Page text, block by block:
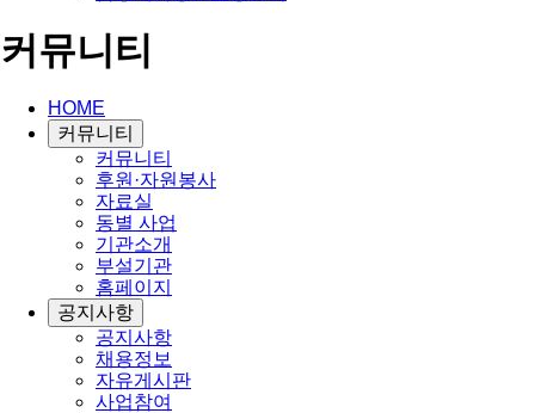
커뮤니티
HOME
커뮤니티
커뮤니티
후원·자원봉사
자료실
동별 사업
기관소개
부설기관
홈페이지
공지사항
공지사항
채용정보
자유게시판
사업참여